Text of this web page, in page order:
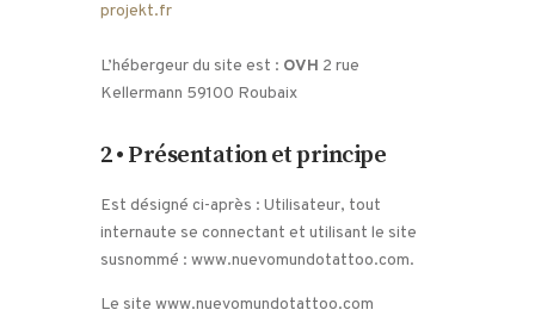
projekt.fr
L’hébergeur du site est : OVH 2 rue
Kellermann 59100 Roubaix
2 • Présentation et principe
Est désigné ci-après : Utilisateur, tout
internaute se connectant et utilisant le site
susnommé : www.nuevomundotattoo.com.
Le site www.nuevomundotattoo.com